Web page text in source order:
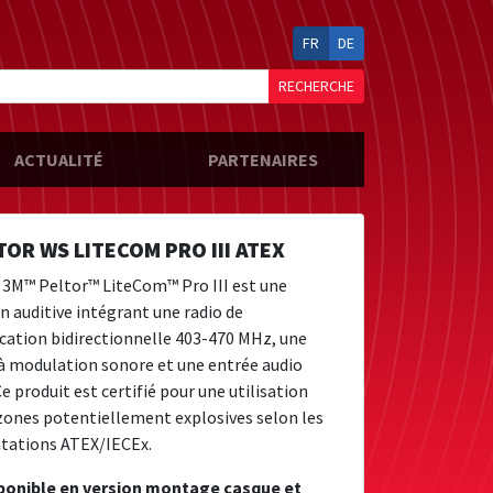
FR DE
RECHERCHE
ACTUALITÉ PARTENAIRES
WS LITECOM PRO III ATEX
3M™ Peltor™ LiteCom™ Pro III est une
auditive intégrant une radio de
bidirectionnelle 403-470 MHz, une
modulation sonore et une entrée audio
produit est certifié pour une utilisation
potentiellement explosives selon les
ATEX/IECEx.
en version montage casque et